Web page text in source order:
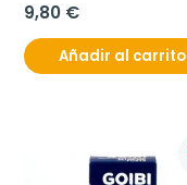
9,80 €
Añadir al carrito